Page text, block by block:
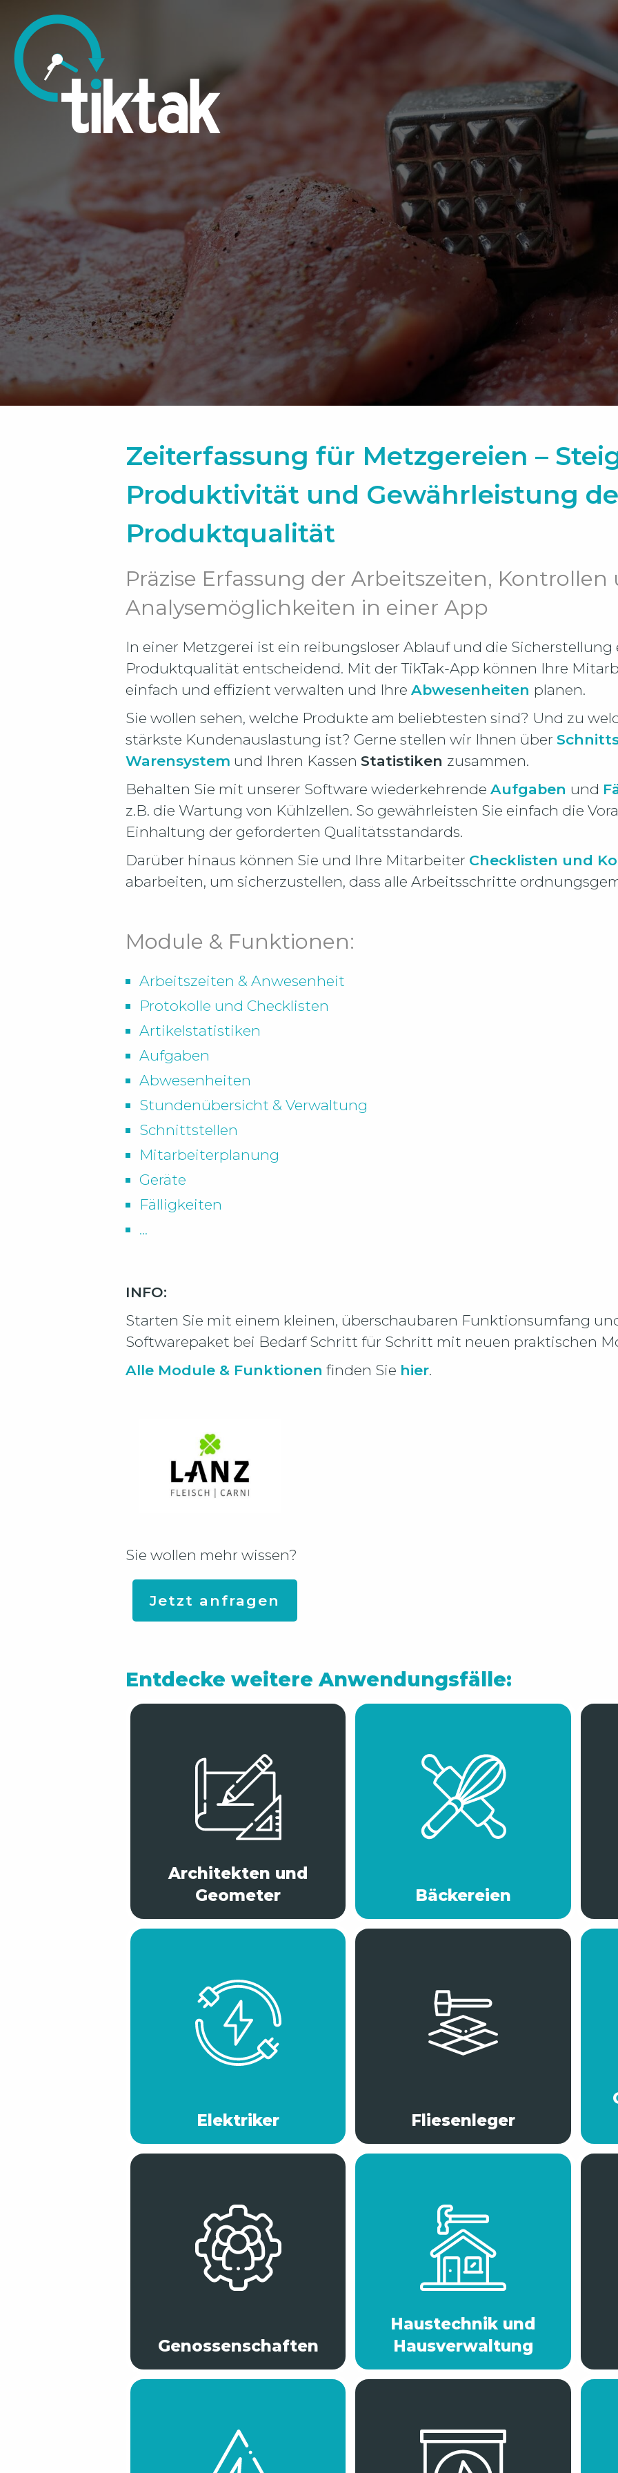
Zeiterfassung für Metzgereien –
Produktivität und Gewährleistung
Produktqualität
Präzise Erfassung der Arbeitszeiten, Kontrollen
Analysemöglichkeiten in einer App
In einer Metzgerei ist ein reibungsloser Ablauf und die Sicherstellung
Produktqualität entscheidend. Mit der TikTak-App können Ihre
einfach und effizient verwalten und Ihre Abwesenheiten planen.
Sie wollen sehen, welche Produkte am beliebtesten sind? Und zu
stärkste Kundenauslastung ist? Gerne stellen wir Ihnen über
Warensystem und Ihren Kassen Statistiken zusammen.
Behalten Sie mit unserer Software wiederkehrende Aufgaben und
z.B. die Wartung von Kühlzellen. So gewährleisten Sie einfach die
Einhaltung der geforderten Qualitätsstandards.
Darüber hinaus können Sie und Ihre Mitarbeiter Checklisten und
abarbeiten, um sicherzustellen, dass alle Arbeitsschritte
Module & Funktionen:
Arbeitszeiten & Anwesenheit
Protokolle und Checklisten
Artikelstatistiken
Aufgaben
Abwesenheiten
Stundenübersicht & Verwaltung
Schnittstellen
Mitarbeiterplanung
Geräte
Fälligkeiten
...
INFO:
Starten Sie mit einem kleinen, überschaubaren Funktionsumfang
Softwarepaket bei Bedarf Schritt für Schritt mit neuen praktischen
Alle Module & Funktionen finden Sie hier.
Sie wollen mehr wissen?
Jetzt anfragen
Entdecke weitere Anwendungsfälle:
Architekten und
Geometer
Bäckereien
Elektriker Fliesenleger
Genossenschaften
Haustechnik und
Hausverwaltung